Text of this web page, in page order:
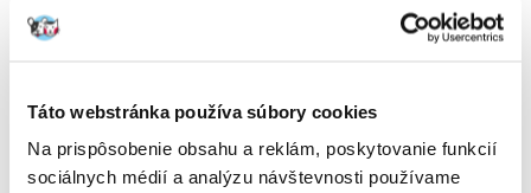
Táto webstránka používa súbory cookies
Na prispôsobenie obsahu a reklám, poskytovanie funkcií
sociálnych médií a analýzu návštevnosti používame
Fotky našich zákazníkov
Popis
Pohodlné kŕmenie pre psov všetkých veľkostí – ergonómia a
každodenná hygiena